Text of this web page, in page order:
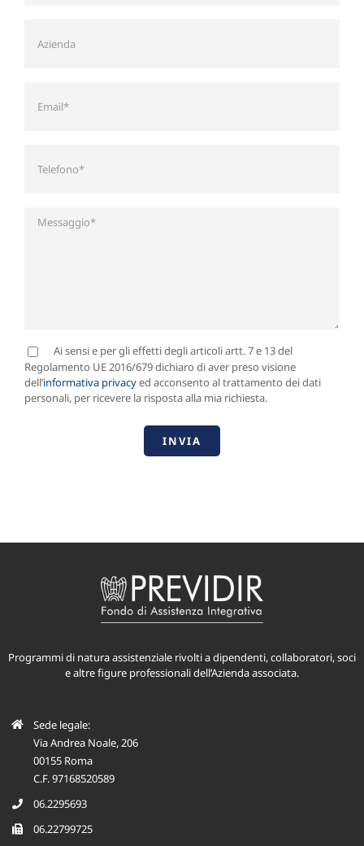
Ai sensi e per gli effetti degli articoli artt. 7 e 13 del
Regolamento UE 2016/679 dichiaro di aver preso visione
dell’informativa privacyed acconsento al trattamento dei dati
personali, per ricevere la risposta alla mia richiesta.
Programmi di natura assistenziale rivolti a dipendenti, collaboratori, soci
e altre figure professionali dell’Azienda associata.
Sede legale:
Via Andrea Noale, 206
00155 Roma
C.F. 97168520589
06.2295693
06.22799725